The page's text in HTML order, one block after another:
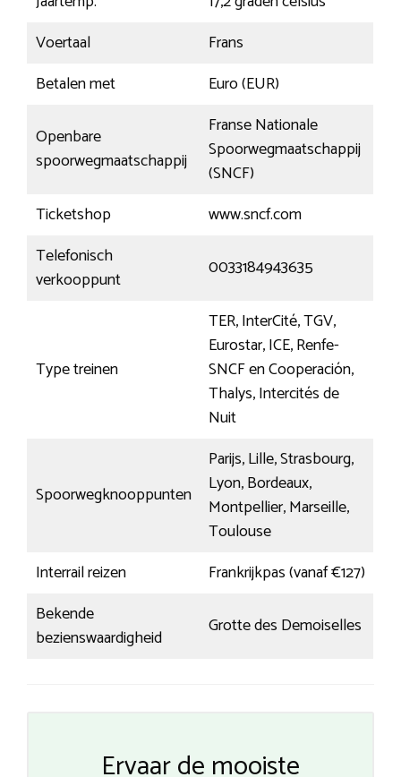
Voertaal
Frans
Betalen met
Euro (EUR)
Openbare
spoorwegmaatschappij
Franse Nationale
Spoorwegmaatschappij
(SNCF)
Ticketshop
www.sncf.com
Telefonisch
verkooppunt
0033184943635
Type treinen
TER, InterCité, TGV,
Eurostar, ICE, Renfe-
SNCF en Cooperación,
Thalys, Intercités de
Nuit
Spoorwegknooppunten
Parijs, Lille, Strasbourg,
Lyon, Bordeaux,
Montpellier, Marseille,
Toulouse
Interrail reizen
Frankrijkpas (vanaf €127)
Bekende
bezienswaardigheid
Grotte des Demoiselles
Ervaar de mooiste